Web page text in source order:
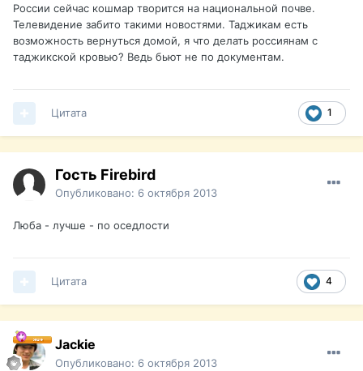
России сейчас кошмар творится на национальной почве.
Телевидение забито такими новостями. Таджикам есть
возможность вернуться домой, я что делать россиянам с
таджикской кровью? Ведь бьют не по документам.
1
Цитата
Гость Firebird
Опубликовано: 6 октября 2013
Люба - лучше - по оседлости
4
Цитата
Jackie
Опубликовано: 6 октября 2013